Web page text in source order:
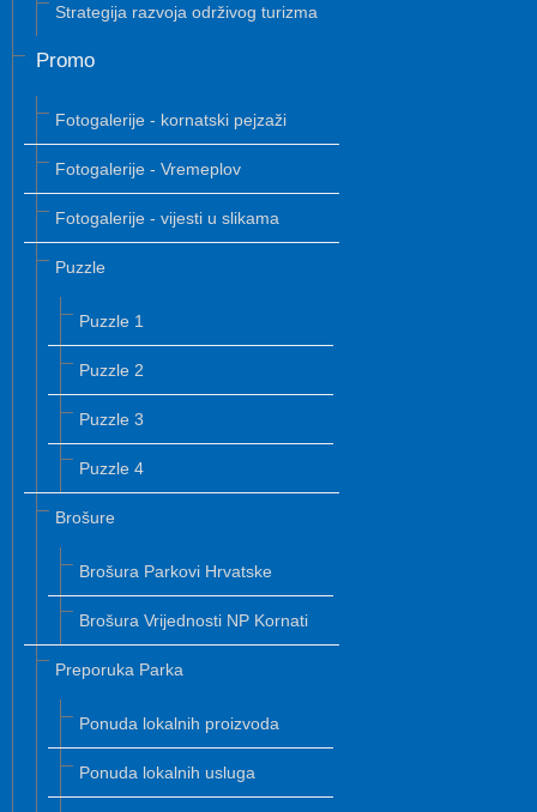
Strategija razvoja održivog turizma
Promo
Fotogalerije - kornatski pejzaži
Fotogalerije - Vremeplov
Fotogalerije - vijesti u slikama
Puzzle
Puzzle 1
Puzzle 2
Puzzle 3
Puzzle 4
Brošure
Brošura Parkovi Hrvatske
Brošura Vrijednosti NP Kornati
Preporuka Parka
Ponuda lokalnih proizvoda
Ponuda lokalnih usluga